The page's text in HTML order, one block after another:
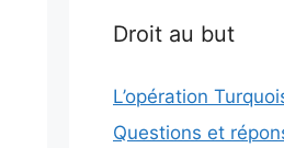
Droit au but
L’opération
Questions et